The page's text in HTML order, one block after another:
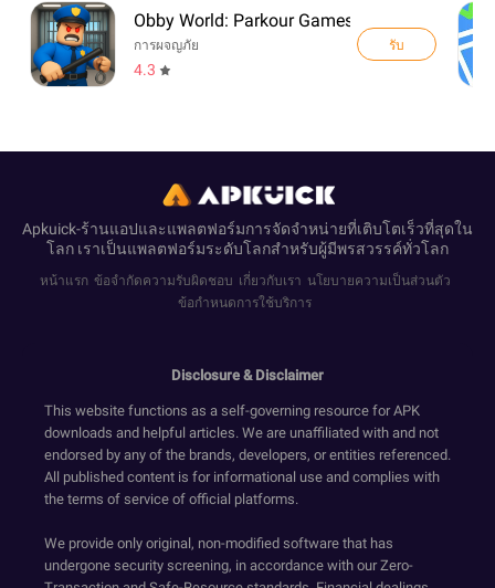
Obby World: Parkour Games
การผจญภัย
4.3
รับ
Apkuick-ร้านแอปและแพลตฟอร์มการจัดจำหน่ายที่เติบโตเร็วที่สุดใน
โลก เราเป็นแพลตฟอร์มระดับโลกสำหรับผู้มีพรสวรรค์ทั่วโลก
หน้าแรก ข้อจำกัดความรับผิดชอบ เกี่ยวกับเรา นโยบายความเป็นส่วนตัว
ข้อกำหนดการใช้บริการ
Disclosure & Disclaimer
This website functions as a self-governing resource for APK
downloads and helpful articles. We are unaffiliated with and not
endorsed by any of the brands, developers, or entities referenced.
All published content is for informational use and complies with
the terms of service of official platforms.
We provide only original, non-modified software that has
undergone security screening, in accordance with our Zero-